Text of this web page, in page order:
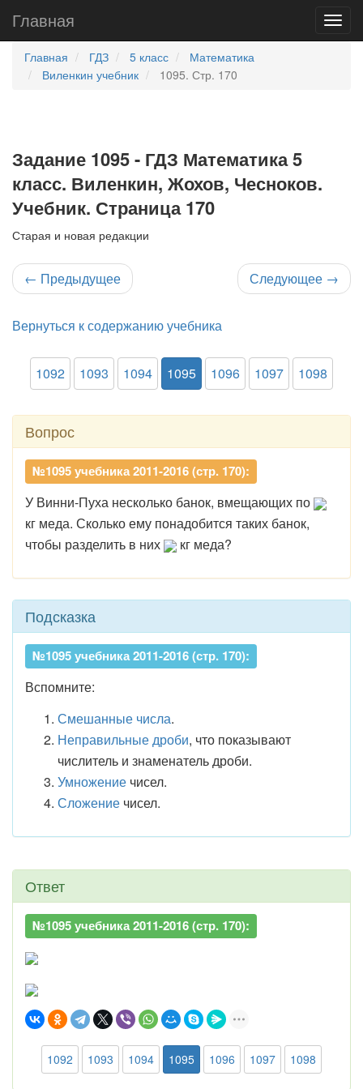
Главная
Главная ГДЗ 5 класс
Математика
Виленкин учебник
1095. Стр. 170
Задание 1095 - ГДЗ Математика 5
класс. Виленкин, Жохов, Чесноков.
Учебник. Страница 170
Старая и новая редакции
← Предыдущее Следующее →
Вернуться к содержанию учебника
1092 1093 1094 1095 1096 1097 1098
Вопрос
№1095 учебника 2011-2016 (стр. 170):
У Винни-Пуха несколько банок, вмещающих по
кг меда. Сколько ему понадобится таких банок,
чтобы разделить в них
кг меда?
Подсказка
№1095 учебника 2011-2016 (стр. 170):
Вспомните:
Смешанные числа.
Неправильные дроби, что показывают
числитель и знаменатель дроби.
Умножение чисел.
Сложение чисел.
Ответ
№1095 учебника 2011-2016 (стр. 170):
1092 1093 1094 1095 1096 1097 1098